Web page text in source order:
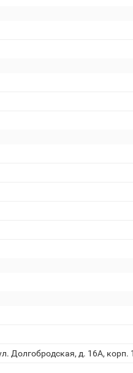
Долгобродская, д. 16А, корп.